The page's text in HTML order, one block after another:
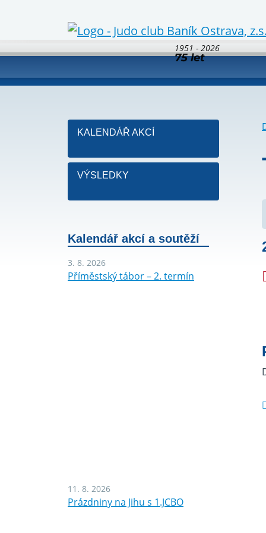
1951 - 2026
75 let
KALENDÁŘ AKCÍ
VÝSLEDKY
Kalendář akcí a soutěží
3. 8. 2026
Příměstský tábor – 2. termín
11. 8. 2026
Prázdniny na Jihu s 1.JCBO